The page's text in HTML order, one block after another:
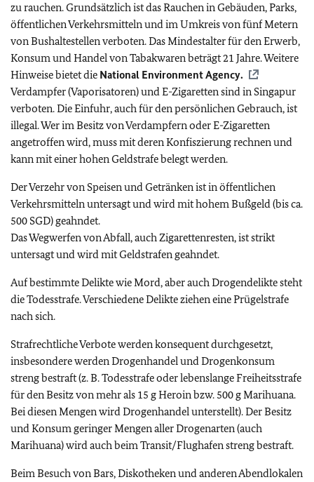
zu rauchen. Grundsätzlich ist das Rauchen in Gebäuden, Parks,
öffentlichen Verkehrsmitteln und im Umkreis von fünf Metern
von Bushaltestellen verboten. Das Mindestalter für den Erwerb,
Konsum und Handel von Tabakwaren beträgt 21 Jahre. Weitere
Hinweise bietet die National Environment Agency.
Verdampfer (Vaporisatoren) und E-Zigaretten sind in Singapur
verboten. Die Einfuhr, auch für den persönlichen Gebrauch, ist
illegal. Wer im Besitz von Verdampfern oder E-Zigaretten
angetroffen wird, muss mit deren Konfiszierung rechnen und
kann mit einer hohen Geldstrafe belegt werden.
Der Verzehr von Speisen und Getränken ist in öffentlichen
Verkehrsmitteln untersagt und wird mit hohem Bußgeld (bis ca.
500 SGD) geahndet.
Das Wegwerfen von Abfall, auch Zigarettenresten, ist strikt
untersagt und wird mit Geldstrafen geahndet.
Auf bestimmte Delikte wie Mord, aber auch Drogendelikte steht
die Todesstrafe. Verschiedene Delikte ziehen eine Prügelstrafe
nach sich.
Strafrechtliche Verbote werden konsequent durchgesetzt,
insbesondere werden Drogenhandel und Drogenkonsum
streng bestraft (z. B. Todesstrafe oder lebenslange Freiheitsstrafe
für den Besitz von mehr als 15 g Heroin bzw. 500 g Marihuana.
Bei diesen Mengen wird Drogenhandel unterstellt).Der Besitz
und Konsum geringer Mengen aller Drogenarten (auch
Marihuana) wird auch beim Transit/Flughafen streng bestraft.
Beim Besuch von Bars, Diskotheken und anderen Abendlokalen